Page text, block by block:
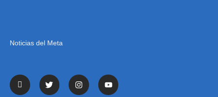
Noticias del Meta